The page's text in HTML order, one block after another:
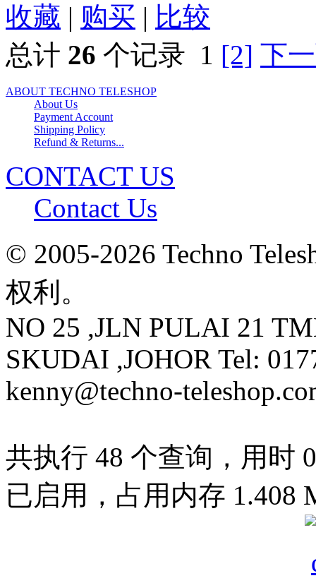
收藏 | 购买 | 比较
总计 26 个记录 1 [2] 下
ABOUT TECHNO TELESHOP
About Us
Payment Account
Shipping Policy
Refund & Returns...
CONTACT US
Contact Us
© 2005-2026 Techno
权利。
NO 25 ,JLN PULAI 21
SKUDAI ,JOHOR Tel:
kenny@techno-
共执行 48 个查询，用时
已启用，占用内存 1.408